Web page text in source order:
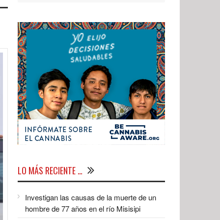
LO MÁS RECIENTE …
Investigan las causas de la muerte de un
hombre de 77 años en el río Misisipi